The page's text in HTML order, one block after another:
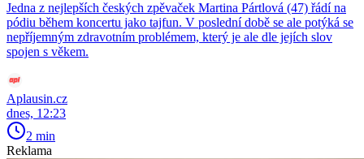
Jedna z nejlepších českých zpěvaček Martina Pártlová (47) řádí na
pódiu během koncertu jako tajfun. V poslední době se ale potýká se
nepříjemným zdravotním problémem, který je ale dle jejích slov
spojen s věkem.
Aplausin.cz
dnes, 12:23
2 min
Reklama